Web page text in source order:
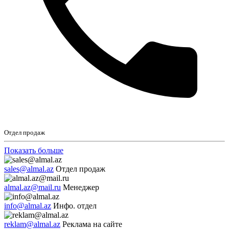
Отдел продаж
Показать больше
sales@almal.az Отдел продаж
almal.az@mail.ru Менеджер
info@almal.az Инфо. отдел
reklam@almal.az Реклама на сайте